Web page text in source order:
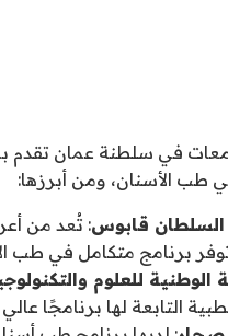
في سلطنة عمان تقدم
طب الأسنان، ومن أبرزها:
قابوس: تُعد من
برنامج متكامل في طب
الوطنية للعلوم
التابعة لها برنامجًا